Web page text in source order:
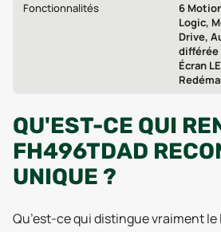
Fonctionnalités
6
Logic,
Drive,
différée
Écran
QU'EST-CE QUI
FH496TDAD
UNIQUE ?
Qu’est-ce qui distingue vraiment le